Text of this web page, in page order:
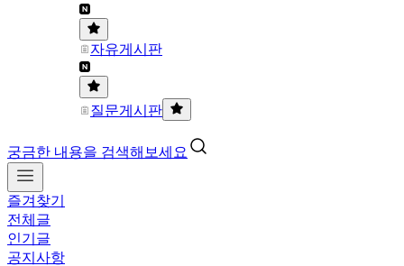
자유게시판
질문게시판
궁금한 내용을 검색해보세요
즐겨찾기
전체글
인기글
공지사항